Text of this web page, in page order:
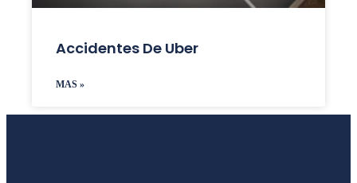
Accidentes De Uber
MAS »